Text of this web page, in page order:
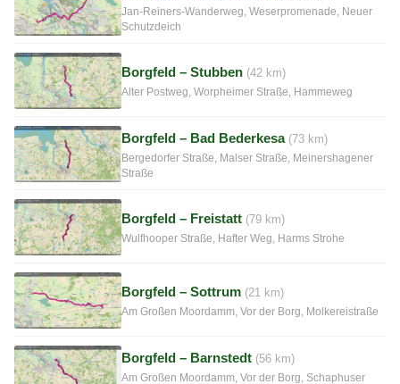
Jan-Reiners-Wanderweg, Weserpromenade, Neuer
Schutzdeich
Borgfeld – Stubben (42 km)
Alter Postweg, Worpheimer Straße, Hammeweg
Borgfeld – Bad Bederkesa (73 km)
Bergedorfer Straße, Malser Straße, Meinershagener
Straße
Borgfeld – Freistatt (79 km)
Wulfhooper Straße, Hafter Weg, Harms Strohe
Borgfeld – Sottrum (21 km)
Am Großen Moordamm, Vor der Borg, Molkereistraße
Borgfeld – Barnstedt (56 km)
Am Großen Moordamm, Vor der Borg, Schaphuser